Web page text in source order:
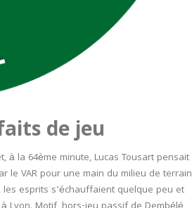
de jeu
à la 64ème minute, Lucas Tousart pensait
le VAR pour une main du milieu de terrain
esprits s’échauffaient quelque peu et